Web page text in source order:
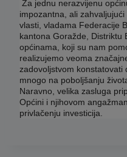
Za jednu nerazvijenu
impozantna, ali
vlasti, vladama Federacije
kantona Goražde, Distriktu
općinama, koji su nam
realizujemo veoma
zadovoljstvom konstatovati
mnogo na poboljšanju
Naravno, velika zasluga
Općini i njihovom
privlačenju investicija.